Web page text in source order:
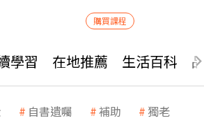
購買課程
學習 在地推薦 生活百科
自書遺囑 補助 獨老